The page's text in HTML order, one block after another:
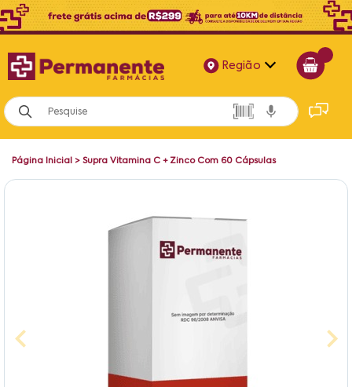
Região
Alagoas
Bahia
Página Inicial > Supra Vitamina C + Zinco Com 60 Cápsulas